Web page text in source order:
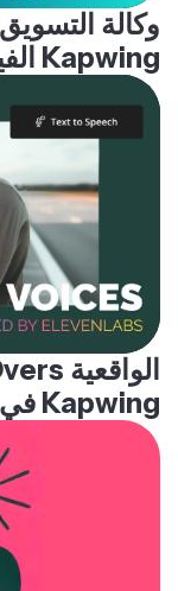
وكالة
الفيديو بنسبة 43% مع Kapwing
في Kapwing